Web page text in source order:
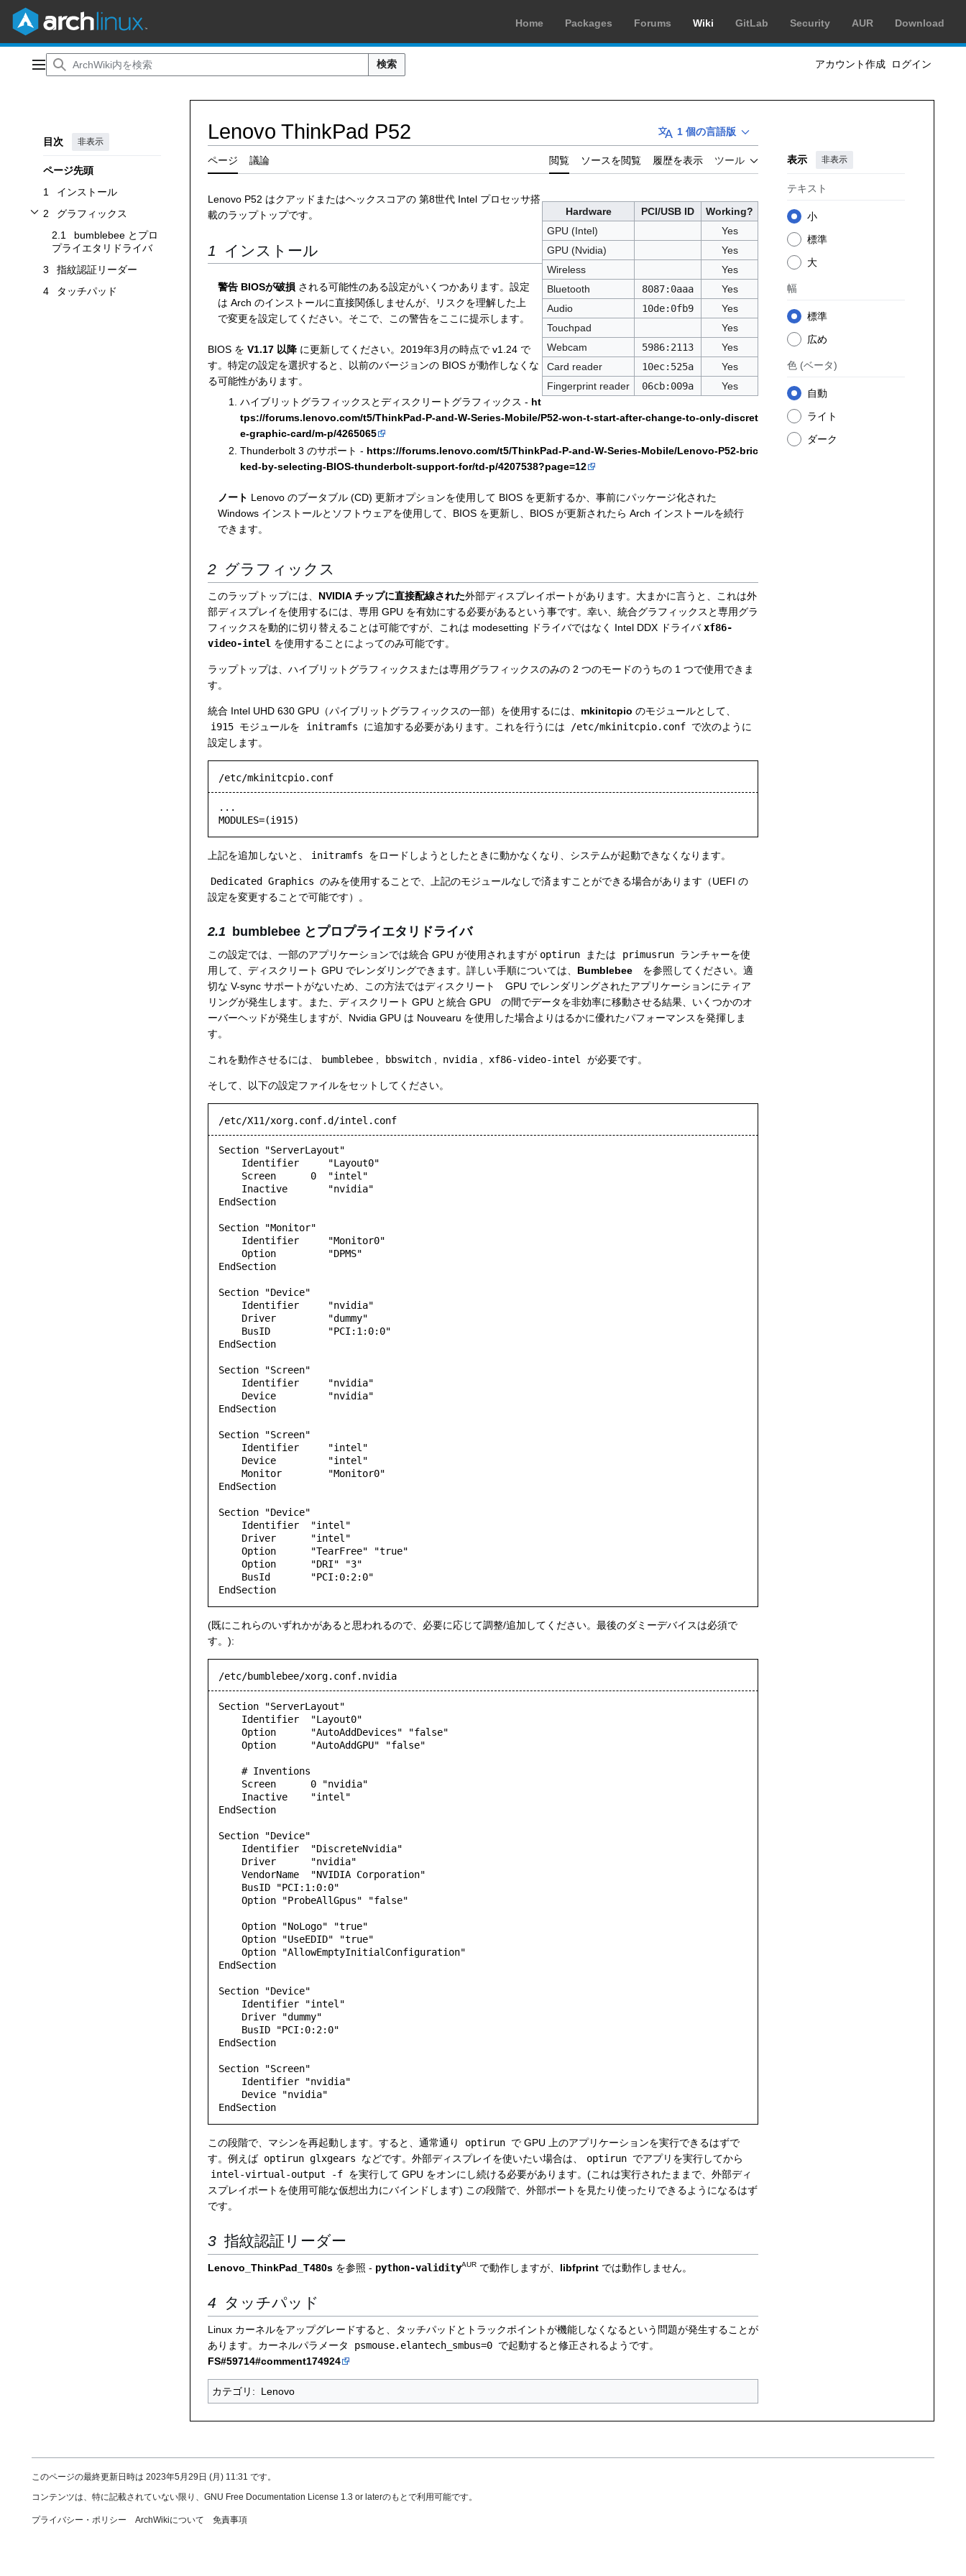
Home Packages Forums Wiki GitLab Security AUR Download
メインメニュー 検索 アカウント作成 ログイン
目次 非表示
ページ先頭
1
インストール
2
グラフィックス
グラフィックスサブセクションを切り替えます
2.1
bumblebee とプロ
プライエタリドライバ
3
指紋認証リーダー
4
タッチパッド
Lenovo ThinkPad P52 1 個の言語版
ページ 議論 閲覧 ソースを閲覧 履歴を表示 ツール 表示 非表示
テキスト
小
標準
大
幅
標準
広め
色 (ベータ)
自動
ライト
ダーク
Hardware PCI/USB ID
Working?
GPU (Intel)
Yes
GPU (Nvidia)
Yes
Wireless
Yes
Bluetooth
8087:0aaa
Yes
Audio
10de:0fb9
Yes
Touchpad
Yes
Webcam
5986:2113
Yes
Card reader
10ec:525a
Yes
Fingerprint reader
06cb:009a Yes
Lenovo P52 はクアッドまたはヘックスコアの 第8世代 Intel プロセッサ搭
載のラップトップです。
インストール
警告 BIOSが破損 される可能性のある設定がいくつかあります。設定
は Arch のインストールに直接関係しませんが、リスクを理解した上
で変更を設定してください。そこで、この警告をここに提示します。
BIOS を V1.17 以降 に更新してください。2019年3月の時点で v1.24 で
す。特定の設定を選択すると、以前のバージョンの BIOS が動作しなくな
る可能性があります。
ハイブリットグラフィックスとディスクリートグラフィックス - ht
tps://forums.lenovo.com/t5/ThinkPad-P-and-W-Series-Mobile/P52-won-t-start-after-change-to-only-discret
e-graphic-card/m-p/4265065
Thunderbolt 3 のサポート - https://forums.lenovo.com/t5/ThinkPad-P-and-W-Series-Mobile/Lenovo-P52-bric
ked-by-selecting-BIOS-thunderbolt-support-for/td-p/4207538?page=12
ノート Lenovo のブータブル (CD) 更新オプションを使用して BIOS を更新するか、事前にパッケージ化された
Windows インストールとソフトウェアを使用して、BIOS を更新し、BIOS が更新されたら Arch インストールを続行
できます。
グラフィックス
このラップトップには、 NVIDIA チップに直接配線された外部ディスプレイポートがあります。大まかに言うと、これは外
部ディスプレイを使用するには、専用 GPU を有効にする必要があるという事です。幸い、統合グラフィックスと専用グラ
フィックスを動的に切り替えることは可能ですが、これは modesetting ドライバではなく Intel DDX ドライバxf86-
video-intel を使用することによってのみ可能です。
ラップトップは、ハイブリットグラフィックスまたは専用グラフィックスのみの 2 つのモードのうちの 1 つで使用できま
す。
統合 Intel UHD 630 GPU（パイブリットグラフィックスの一部）を使用するには、 mkinitcpio のモジュールとして、
i915 モジュールを initramfs に追加する必要があります。これを行うには /etc/mkinitcpio.conf で次のように
設定します。
/etc/mkinitcpio.conf
...
MODULES=(i915)
上記を追加しないと、 initramfs をロードしようとしたときに動かなくなり、システムが起動できなくなります。
Dedicated Graphics のみを使用することで、上記のモジュールなしで済ますことができる場合があります（UEFI の
設定を変更することで可能です）。
bumblebee とプロプライエタリドライバ
この設定では、一部のアプリケーションでは統合 GPU が使用されますが optirun または primusrun ランチャーを使
用して、ディスクリート GPU でレンダリングできます。詳しい手順については、 Bumblebee を参照してください。適
切な V-sync サポートがないため、この方法ではディスクリート GPU でレンダリングされたアプリケーションにティア
リングが発生します。また、ディスクリート GPU と統合 GPU の間でデータを非効率に移動させる結果、いくつかのオ
ーバーヘッドが発生しますが、Nvidia GPU は Nouvearu を使用した場合よりはるかに優れたパフォーマンスを発揮しま
す。
これを動作させるには、 bumblebee bbswitch nvidia xf86-video-intel が必要です。
そして、以下の設定ファイルをセットしてください。
/etc/X11/xorg.conf.d/intel.conf
Section "ServerLayout"
EndSection
Section "Monitor"
EndSection
Section "Device"
EndSection
Section "Screen"
EndSection
Section "Screen"
EndSection
Section "Device"
EndSection
(既にこれらのいずれかがあると思われるので、必要に応じて調整/追加してください。最後のダミーデバイスは必須で
す。):
/etc/bumblebee/xorg.conf.nvidia
Section "ServerLayout"
EndSection
Section "Device"
EndSection
Section "Device"
EndSection
Section "Screen"
EndSection
この段階で、マシンを再起動します。すると、通常通り optirun で GPU 上のアプリケーションを実行できるはずで
す。例えば optirun glxgears などです。外部ディスプレイを使いたい場合は、 optirun でアプリを実行してから
intel-virtual-output -f を実行して GPU をオンにし続ける必要があります。(これは実行されたままで、外部ディ
スプレイポートを使用可能な仮想出力にバインドします) この段階で、外部ポートを見たり使ったりできるようになるはず
です。
指紋認証リーダー
Lenovo_ThinkPad_T480s を参照 - python-validityAUR で動作しますが、 libfprint では動作しません。
タッチパッド
Linux カーネルをアップグレードすると、タッチパッドとトラックポイントが機能しなくなるという問題が発生することが
あります。カーネルパラメータ
psmouse.elantech_smbus=0 で起動すると修正されるようです。
FS#59714#comment174924
カテゴリ : Lenovo
このページの最終更新日時は 2023年5月29日 (月) 11:31 です。
コンテンツは、特に記載されていない限り、 GNU Free Documentation License 1.3 or laterのもとで利用可能です。
プライバシー・ポリシー ArchWikiについて 免責事項